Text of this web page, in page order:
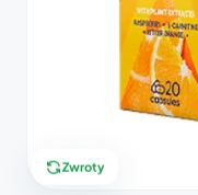
Zwroty